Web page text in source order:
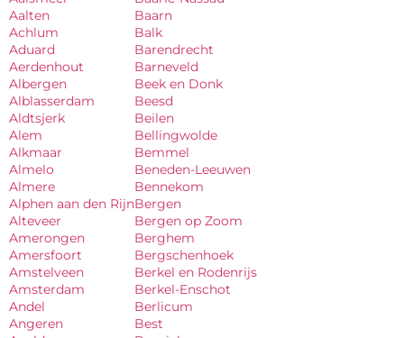
Aalten
Achlum
Aduard
Aerdenhout
Albergen
Alblasserdam
Aldtsjerk
Alem
Alkmaar
Almelo
Almere
Alphen aan den Rijn
Alteveer
Amerongen
Amersfoort
Amstelveen
Amsterdam
Andel
Angeren
Baarn
Balk
Barendrecht
Barneveld
Beek en Donk
Beesd
Beilen
Bellingwolde
Bemmel
Beneden-Leeuwen
Bennekom
Bergen
Bergen op Zoom
Berghem
Bergschenhoek
Berkel en Rodenrijs
Berkel-Enschot
Berlicum
Best